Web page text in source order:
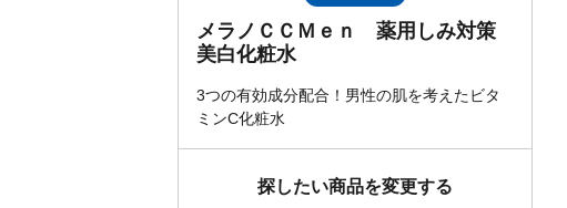
メラノＣＣＭｅｎ 薬用しみ対策
美白化粧水
3つの有効成分配合！男性の肌を考えたビタ
ミンC化粧水
探したい商品を変更する